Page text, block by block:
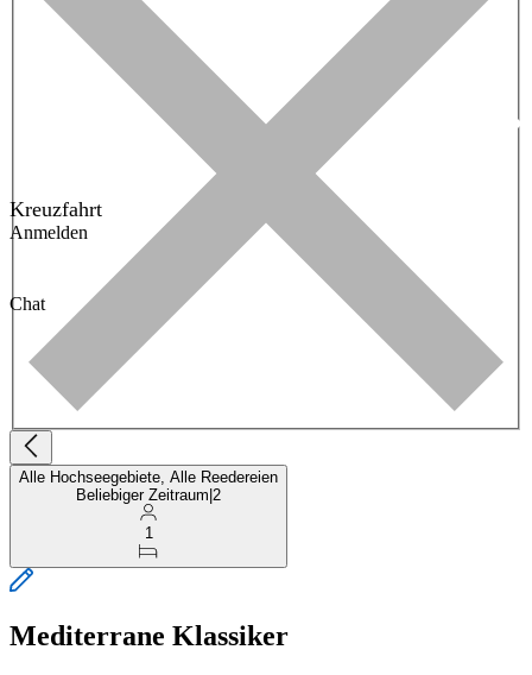
Kreuzfahrt
Anmelden
Chat
Alle Hochseegebiete, Alle Reedereien
Beliebiger Zeitraum 2
1
Mediterrane Klassiker